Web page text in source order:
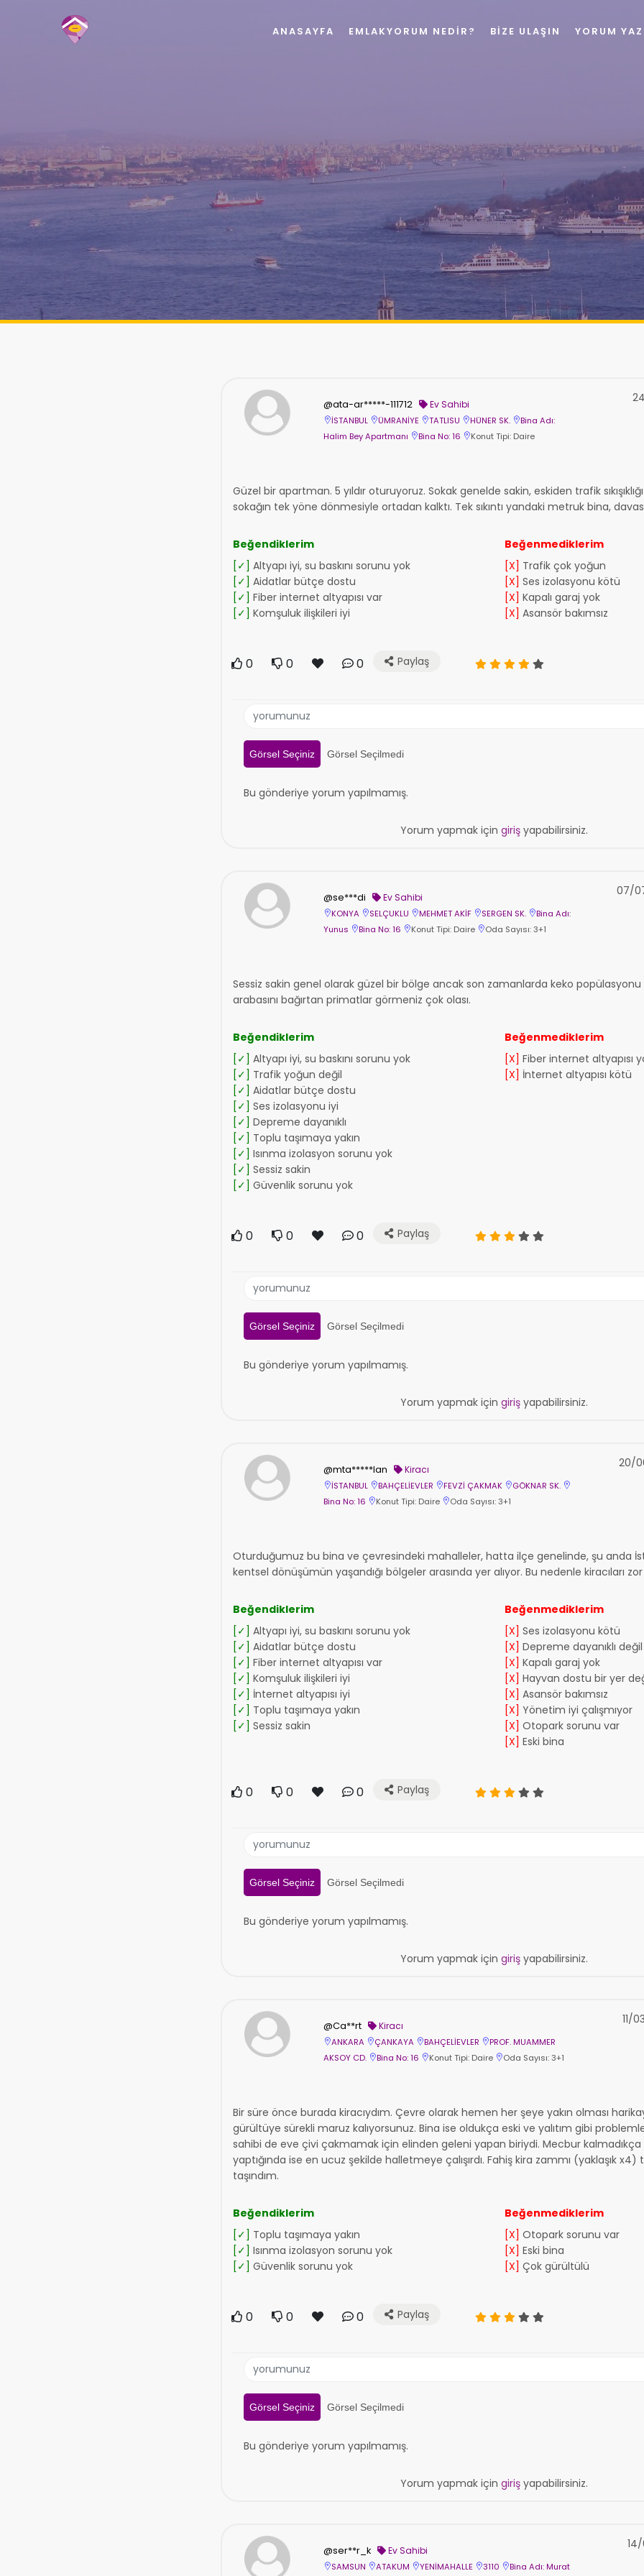
@ata-ar*****-111712 Ev Sahibi
İSTANBUL ÜMRANİYE TATLISU HÜNER SK.
Bina Adı:
Halim Bey Apartmanı
Bina No: 16 Konut Tipi: Daire
Güzel bir apartman. 5 yıldır oturuyoruz. Sokak genelde sakin, eskiden trafik
sokağın tek yöne dönmesiyle ortadan kalktı. Tek sıkıntı yandaki metruk bina,
Beğendiklerim
[✓] Altyapı iyi, su baskını sorunu yok
[✓] Aidatlar bütçe dostu
[✓] Fiber internet altyapısı var
[✓] Komşuluk ilişkileri iyi
Beğenmediklerim
[X] Trafik çok yoğun
[X] Ses izolasyonu kötü
[X] Kapalı garaj yok
[X] Asansör bakımsız
0 0 0 Paylaş
Görsel Seçiniz Görsel Seçilmedi
Bu gönderiye yorum yapılmamış.
Yorum yapmak için girişyapabilirsiniz.
@se***di Ev Sahibi
KONYA SELÇUKLU MEHMET AKİF SERGEN SK.
Bina Adı:
Yunus
Bina No: 16 Konut Tipi: Daire Oda Sayısı: 3+1
07/
Sessiz sakin genel olarak güzel bir bölge ancak son zamanlarda keko
arabasını bağırtan primatlar görmeniz çok olası.
Beğendiklerim
[✓] Altyapı iyi, su baskını sorunu yok
[✓] Trafik yoğun değil
[✓] Aidatlar bütçe dostu
[✓] Ses izolasyonu iyi
[✓] Depreme dayanıklı
[✓] Toplu taşımaya yakın
[✓] Isınma izolasyon sorunu yok
[✓] Sessiz sakin
[✓] Güvenlik sorunu yok
Beğenmediklerim
[X] Fiber internet altyapısı
[X] İnternet altyapısı kötü
0 0 0 Paylaş
Görsel Seçiniz Görsel Seçilmedi
Bu gönderiye yorum yapılmamış.
Yorum yapmak için girişyapabilirsiniz.
@mta*****lan Kiracı
İSTANBUL BAHÇELİEVLER FEVZİ ÇAKMAK
GÖKNAR SK.
Bina No: 16
Konut Tipi: Daire Oda Sayısı: 3+1
20/
Oturduğumuz bu bina ve çevresindeki mahalleler, hatta ilçe genelinde, şu anda
kentsel dönüşümün yaşandığı bölgeler arasında yer alıyor. Bu nedenle kiracıları
Beğendiklerim
[✓] Altyapı iyi, su baskını sorunu yok
[✓] Aidatlar bütçe dostu
[✓] Fiber internet altyapısı var
[✓] Komşuluk ilişkileri iyi
[✓] İnternet altyapısı iyi
[✓] Toplu taşımaya yakın
[✓] Sessiz sakin
Beğenmediklerim
[X] Ses izolasyonu kötü
[X] Depreme dayanıklı değil
[X] Kapalı garaj yok
[X] Hayvan dostu bir yer
[X] Asansör bakımsız
[X] Yönetim iyi çalışmıyor
[X] Otopark sorunu var
[X] Eski bina
0 0 0 Paylaş
Görsel Seçiniz Görsel Seçilmedi
Bu gönderiye yorum yapılmamış.
Yorum yapmak için girişyapabilirsiniz.
@Ca**rt Kiracı
ANKARA ÇANKAYA BAHÇELİEVLER
PROF. MUAMMER
AKSOY CD.
Bina No: 16 Konut Tipi: Daire Oda Sayısı: 3+1
11/
Bir süre önce burada kiracıydım. Çevre olarak hemen her şeye yakın olması
gürültüye sürekli maruz kalıyorsunuz. Bina ise oldukça eski ve yalıtım gibi
sahibi de eve çivi çakmamak için elinden geleni yapan biriydi. Mecbur
yaptığında ise en ucuz şekilde halletmeye çalışırdı. Fahiş kira zammı (yaklaşık x4)
taşındım.
Beğendiklerim
[✓] Toplu taşımaya yakın
[✓] Isınma izolasyon sorunu yok
[✓] Güvenlik sorunu yok
Beğenmediklerim
[X] Otopark sorunu var
[X] Eski bina
[X] Çok gürültülü
0 0 0 Paylaş
Görsel Seçiniz Görsel Seçilmedi
Bu gönderiye yorum yapılmamış.
Yorum yapmak için girişyapabilirsiniz.
@ser**r_k Ev Sahibi
SAMSUN ATAKUM YENİMAHALLE 3110 Bina Adı: Murat
ANASAYFA EMLAKYORUM NEDIR? BIZE ULAŞIN YORUM YAZ